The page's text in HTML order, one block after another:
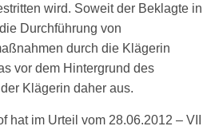
wird. Soweit der Beklagte in
Durchführung von
durch die Klägerin
vor dem Hintergrund des
Klägerin daher aus.
hat im Urteil vom 28.06.2012 – VII